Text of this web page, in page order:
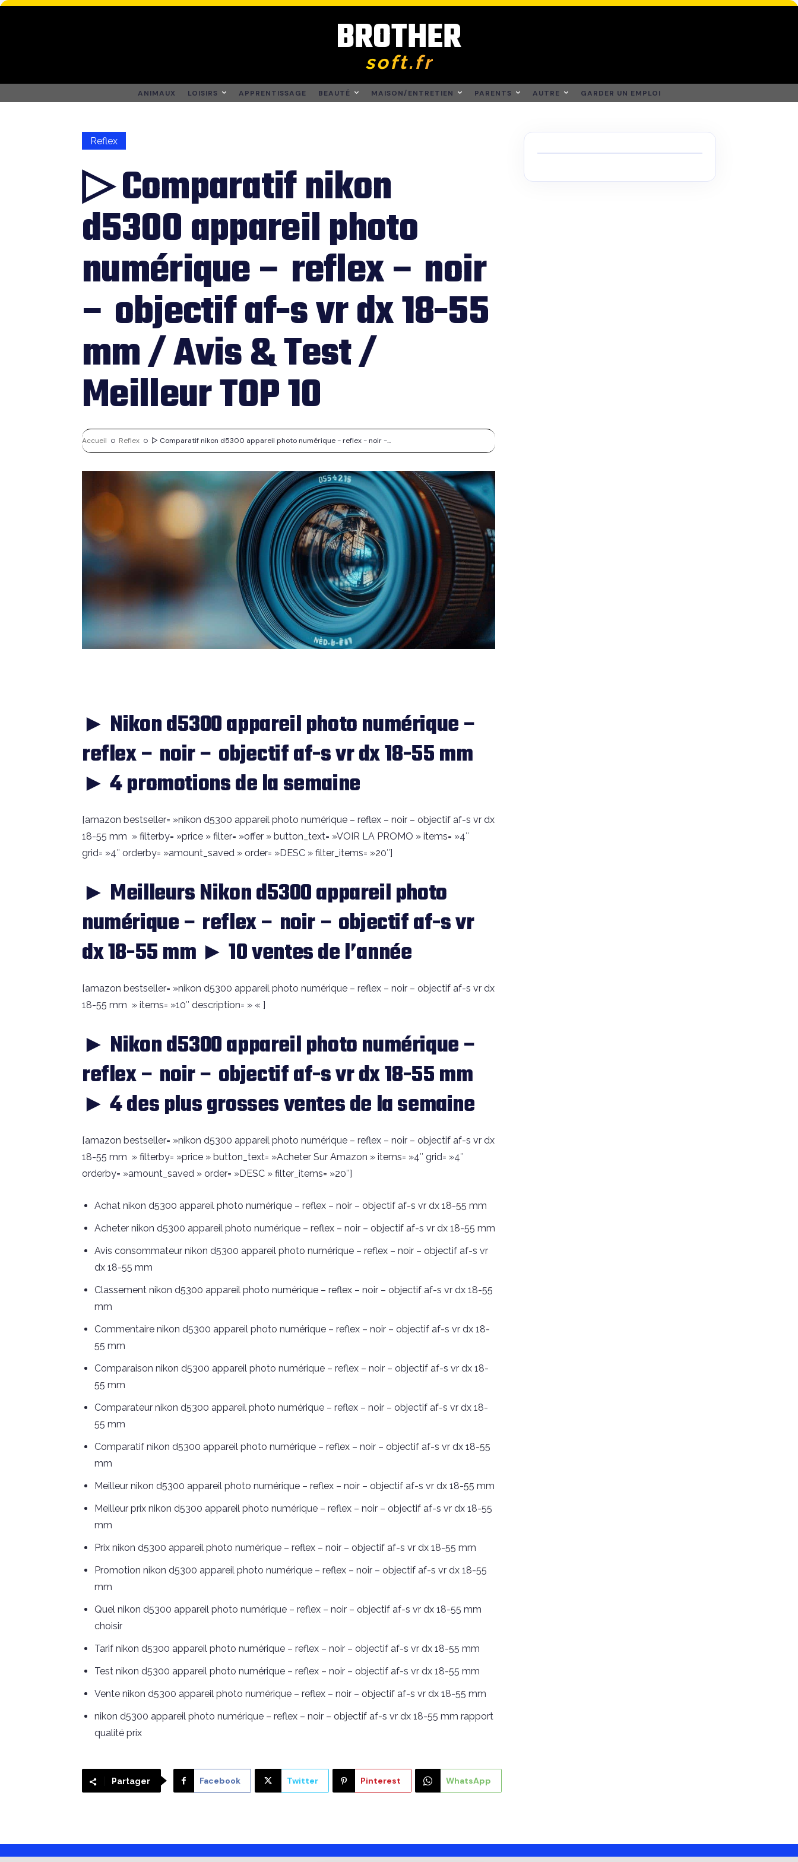
BROTHER
soft.fr
ANIMAUX LOISIRS APPRENTISSAGE BEAUTÉ MAISON/ENTRETIEN PARENTS AUTRE GARDER UN EMPLOI
Reflex
▷ Comparatif nikon
d5300 appareil photo
numérique – reflex – noir
– objectif af-s vr dx 18-55
mm / Avis & Test /
Meilleur TOP 10
Accueil Reflex ▷ Comparatif nikon d5300 appareil photo numérique - reflex - noir -...
► Nikon d5300 appareil photo numérique –
reflex – noir – objectif af-s vr dx 18-55 mm
► 4 promotions de la semaine
[amazon bestseller= »nikon d5300 appareil photo numérique – reflex – noir – objectif af-s vr dx
18-55 mm » filterby= »price » filter= »offer » button_text= »VOIR LA PROMO » items= »4″
grid= »4″ orderby= »amount_saved » order= »DESC » filter_items= »20″]
► Meilleurs Nikon d5300 appareil photo
numérique – reflex – noir – objectif af-s vr
dx 18-55 mm ► 10 ventes de l’année
[amazon bestseller= »nikon d5300 appareil photo numérique – reflex – noir – objectif af-s vr dx
18-55 mm » items= »10″ description= » « ]
► Nikon d5300 appareil photo numérique –
reflex – noir – objectif af-s vr dx 18-55 mm
► 4 des plus grosses ventes de la semaine
[amazon bestseller= »nikon d5300 appareil photo numérique – reflex – noir – objectif af-s vr dx
18-55 mm » filterby= »price » button_text= »Acheter Sur Amazon » items= »4″ grid= »4″
orderby= »amount_saved » order= »DESC » filter_items= »20″]
Achat nikon d5300 appareil photo numérique – reflex – noir – objectif af-s vr dx 18-55 mm
Acheter nikon d5300 appareil photo numérique – reflex – noir – objectif af-s vr dx 18-55 mm
Avis consommateur nikon d5300 appareil photo numérique – reflex – noir – objectif af-s vr
dx 18-55 mm
Classement nikon d5300 appareil photo numérique – reflex – noir – objectif af-s vr dx 18-55
mm
Commentaire nikon d5300 appareil photo numérique – reflex – noir – objectif af-s vr dx 18-
55 mm
Comparaison nikon d5300 appareil photo numérique – reflex – noir – objectif af-s vr dx 18-
55 mm
Comparateur nikon d5300 appareil photo numérique – reflex – noir – objectif af-s vr dx 18-
55 mm
Comparatif nikon d5300 appareil photo numérique – reflex – noir – objectif af-s vr dx 18-55
mm
Meilleur nikon d5300 appareil photo numérique – reflex – noir – objectif af-s vr dx 18-55 mm
Meilleur prix nikon d5300 appareil photo numérique – reflex – noir – objectif af-s vr dx 18-55
mm
Prix nikon d5300 appareil photo numérique – reflex – noir – objectif af-s vr dx 18-55 mm
Promotion nikon d5300 appareil photo numérique – reflex – noir – objectif af-s vr dx 18-55
mm
Quel nikon d5300 appareil photo numérique – reflex – noir – objectif af-s vr dx 18-55 mm
choisir
Tarif nikon d5300 appareil photo numérique – reflex – noir – objectif af-s vr dx 18-55 mm
Test nikon d5300 appareil photo numérique – reflex – noir – objectif af-s vr dx 18-55 mm
Vente nikon d5300 appareil photo numérique – reflex – noir – objectif af-s vr dx 18-55 mm
nikon d5300 appareil photo numérique – reflex – noir – objectif af-s vr dx 18-55 mm rapport
qualité prix
Partager Facebook Twitter Pinterest WhatsApp